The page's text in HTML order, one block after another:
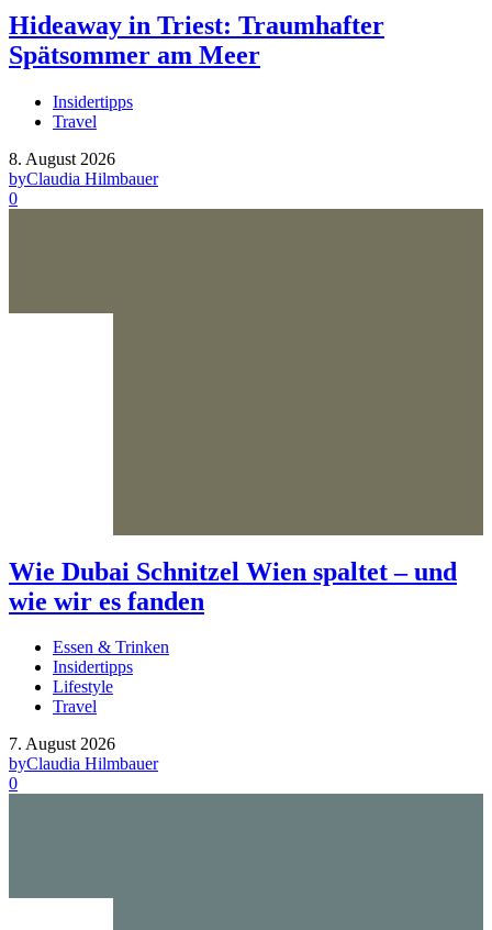
Hideaway in Triest: Traumhafter
Spätsommer am Meer
Insidertipps
Travel
8. August 2026
byClaudia Hilmbauer
0
Wie Dubai Schnitzel Wien spaltet – und
wie wir es fanden
Essen & Trinken
Insidertipps
Lifestyle
Travel
7. August 2026
byClaudia Hilmbauer
0